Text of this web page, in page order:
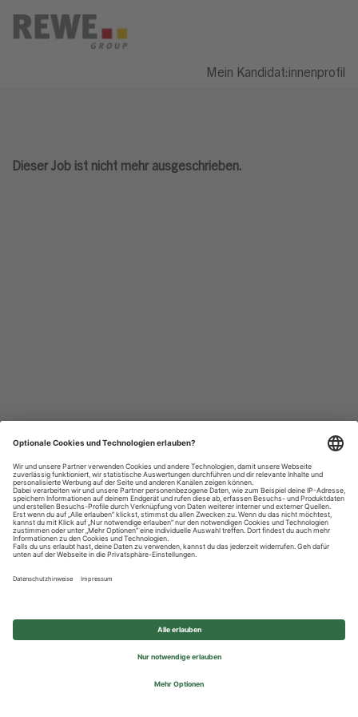
Mein Kandidat:innenprofil
Dieser Job ist nicht mehr ausgeschrieben.
Datenschutzhinweise
Impressum
Privatsphäre-Einstellungen
© 2026 REWE Group - All rights reserved